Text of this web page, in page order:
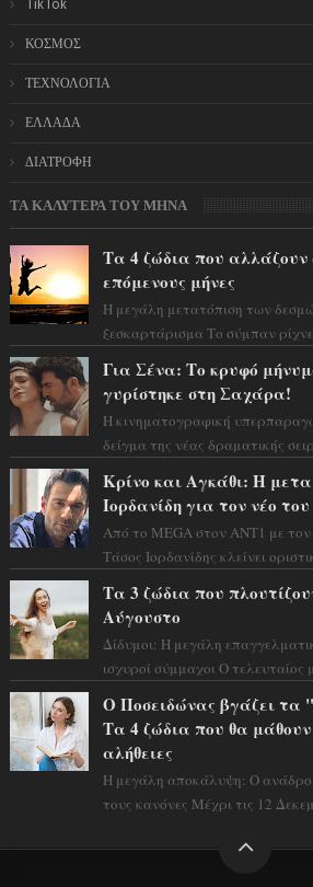
TikTok
ΚΟΣΜΟΣ
ΤΕΧΝΟΛΟΓΙΑ
ΕΛΛΑΔΑ
ΔΙΑΤΡΟΦΗ
ΤΑ ΚΑΛΥΤΕΡΑ ΤΟΥ ΜΗΝΑ
Τα 4 ζώδια που αλλάζουν
επόμενους μήνες
Η μεγάλη μετατόπιση των
ξεσκαρτάρισμα Το σύμπαν
Για Σένα: Το κρυφό
γυρίστηκε στη Σαχάρα!
Η κινηματογραφική
δείγμα της νέας δραματικής
Κρίνο και Αγκάθι: Η
Ιορδανίδη για τον νέο
Από το MEGA στον ΑΝΤ1 με
Τάσος Ιορδανίδης κλείνει
Τα 3 ζώδια που
Αύγουστο
Δίδυμοι: Η μεγάλη
ισχυροί σύμμαχοι Ο
Ο Ποσειδώνας βγάζει
Τα 4 ζώδια που θα μάθουν
αλήθειες
Η μεγάλη αποκάλυψη: Ο
τους κανόνες Μέχρι τις 12